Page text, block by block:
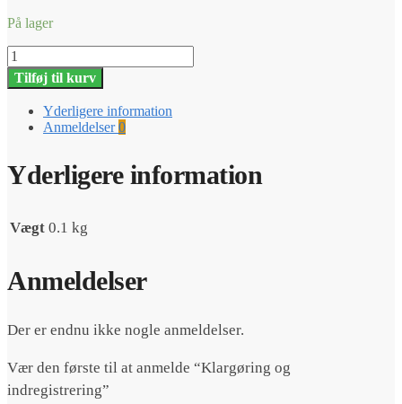
På lager
Klargøring
og
indregistrering
Tilføj til kurv
Yderligere information
Anmeldelser0
Yderligere information
Vægt 0.1 kg
Anmeldelser
Der er endnu ikke nogle anmeldelser.
Vær den første til at anmelde “Klargøring og
indregistrering”